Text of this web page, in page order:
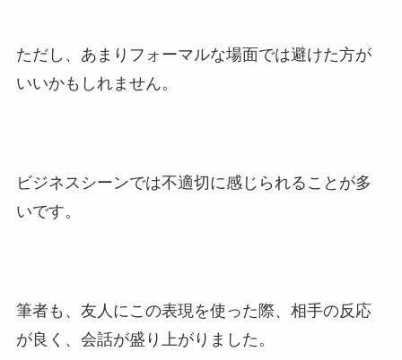
ただし、あまりフォーマルな場面では避けた方が
いいかもしれません。
ビジネスシーンでは不適切に感じられることが多
いです。
筆者も、友人にこの表現を使った際、相手の反応
が良く、会話が盛り上がりました。